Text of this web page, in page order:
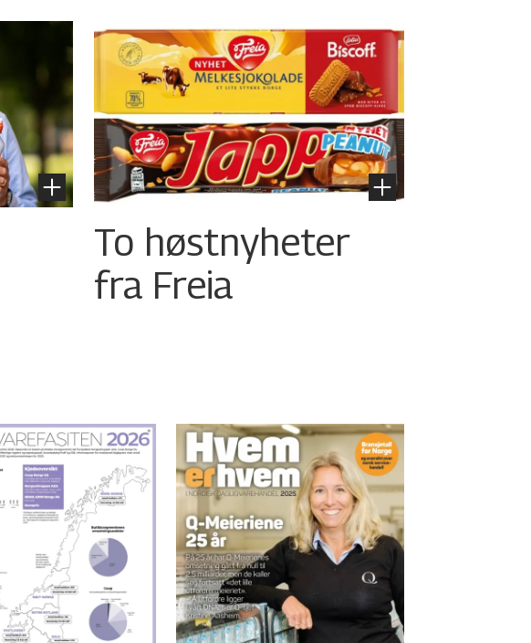
To høstnyheter
fra Freia